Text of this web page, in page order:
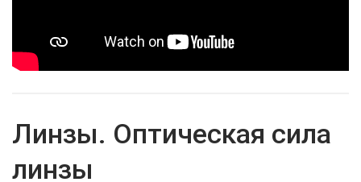
Линзы. Оптическая сила
линзы